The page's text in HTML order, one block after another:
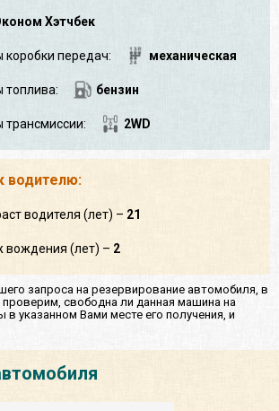
Хэтчбек
коробки передач: механическая
топлива: бензин
трансмиссии: 2WD
водителю:
водителя (лет) – 21
вождения (лет) – 2
запроса на резервирование автомобиля, в
проверим, свободна ли данная машина на
в указанном Вами месте его получения, и